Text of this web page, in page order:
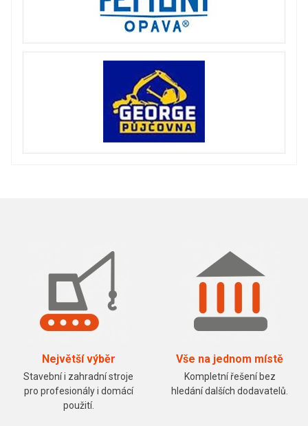
Největší výběr
Stavební i zahradní stroje
pro profesionály i domácí
použití.
Vše na jednom místě
Kompletní řešení bez
hledání dalších dodavatelů.